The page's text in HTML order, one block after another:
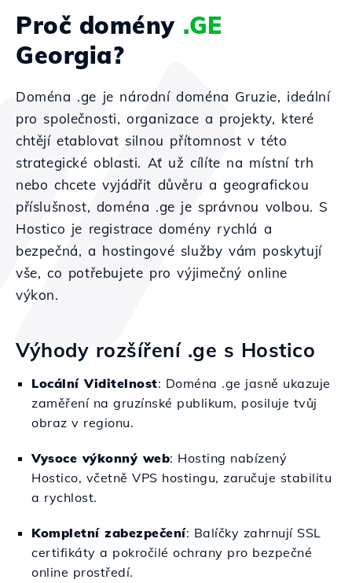
Proč domény .GE
Georgia?
Doména .ge je národní doména Gruzie, ideální
pro společnosti, organizace a projekty, které
chtějí etablovat silnou přítomnost v této
strategické oblasti. Ať už cílíte na místní trh
nebo chcete vyjádřit důvěru a geografickou
příslušnost, doména .ge je správnou volbou. S
Hostico je registrace domény rychlá a
bezpečná, a hostingové služby vám poskytují
vše, co potřebujete pro výjimečný online
výkon.
Výhody rozšíření .ge s Hostico
Locální Viditelnost: Doména .ge jasně ukazuje
zaměření na gruzínské publikum, posiluje tvůj
obraz v regionu.
Vysoce výkonný web: Hosting nabízený
Hostico, včetně VPS hostingu, zaručuje stabilitu
a rychlost.
Kompletní zabezpečení: Balíčky zahrnují SSL
certifikáty a pokročilé ochrany pro bezpečné
online prostředí.